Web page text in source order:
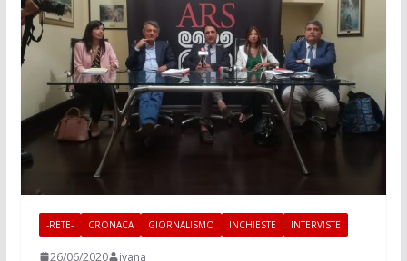
-RETE- CRONACA GIORNALISMO INCHIESTE INTERVISTE
26/06/2020 ivana